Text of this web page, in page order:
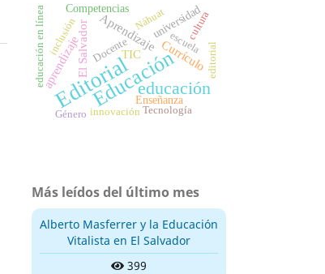
Editorial
Educación
educación
TIC
Aprendizaje
El Salvador Currículo
aprendizaje
Enseñanza
universidad
Competencias
Docente escuela editorial
inclusión
innovación
Género Tecnología
educación en línea Náhuat cultura
Más leídos del último mes
Alberto Masferrer y la Educación
Vitalista en El Salvador
399